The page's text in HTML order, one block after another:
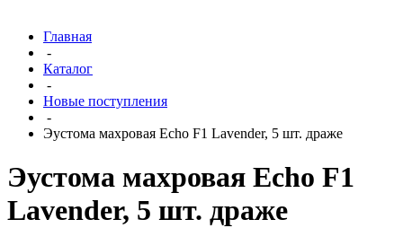
Главная
-
Каталог
-
Новые поступления
-
Эустома махровая Echo F1 Lavender, 5 шт. драже
Эустома махровая Echo F1
Lavender, 5 шт. драже